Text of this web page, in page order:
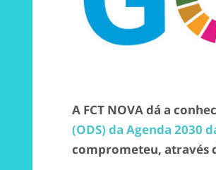
A FCT NOVA dá a
(ODS) da Agenda 2030
comprometeu, através